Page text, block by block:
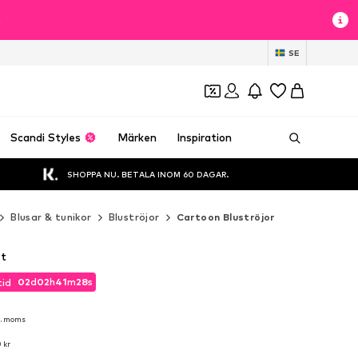
SE
Scandi Styles Märken Inspiration
SHOPPA NU. BETALA INOM 60 DAGAR.
Blusar & tunikor Bluströjor Cartoon Bluströjor
02d02h41m26s
moms
kr
02d02h41m26s
moms